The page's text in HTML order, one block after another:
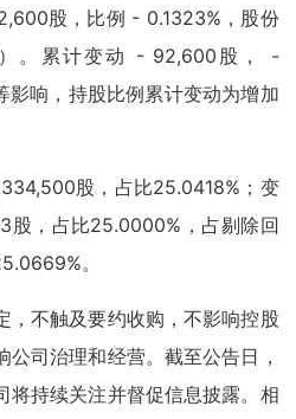
股，比例 - 0.1323%，股份
。累计变动 - 92,600股， -
影响，持股比例累计变动为增加
股，占比25.0418%；变
股，占比25.0000%，占剔除回
。
，不触及要约收购，不影响控股
司治理和经营。截至公告日，
将持续关注并督促信息披露。相